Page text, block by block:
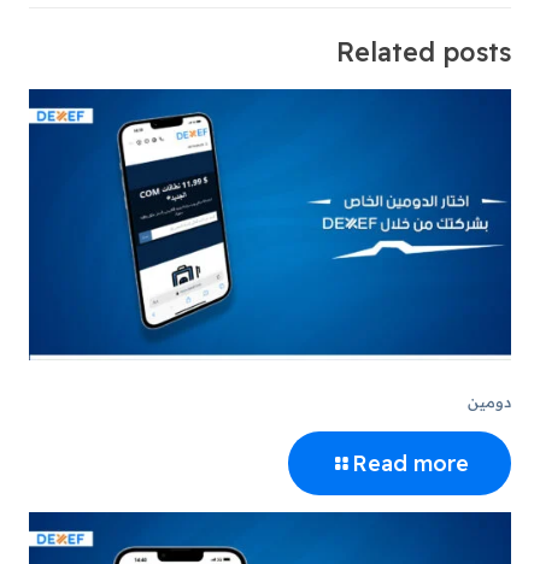
Related posts
دومين
Read more